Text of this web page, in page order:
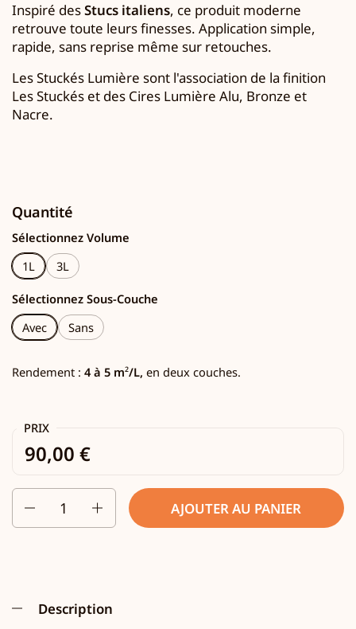
Inspiré desStucs italiens, ce produit moderne
retrouve toute leurs finesses. Application simple,
rapide, sans reprise même sur retouches.
Les Stuckés Lumière sont l'association de la finition
Les Stuckés et des Cires Lumière Alu, Bronze et
Nacre.
Quantité
Sélectionnez Volume
1L
3L
Sélectionnez Sous-Couche
Avec
Sans
Rendement : 4 à 5 m²/L, en deux couches.
PRIX
90,00 €
AJOUTER AU PANIER
Description